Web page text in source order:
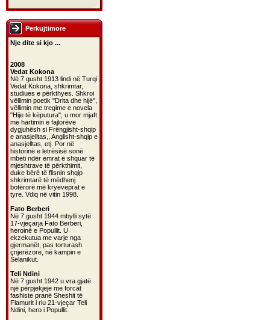
Perkujtimore
Nje dite si kjo ...
2008
Vedat Kokona
Në 7 gusht 1913 lindi në Turqi
Vedat Kokona, shkrimtar,
studiues e përkthyes. Shkroi
vëllimin poetik "Drita dhe hijë",
vëllimin me tregime e novela
"Hije të këputura"; u mor mjaft
me hartimin e fajlorëve
dygjuhësh si Frëngjisht-shqip
e anasjelltas,, Anglisht-shqip e
anasjelltas, etj. Por në
historinë e letrësisë sonë
mbeti ndër emrat e shquar të
mjeshtrave të përkthimit,
duke bërë të flisnin shqip
shkrimtarë të mëdhenj
botërorë më kryeveprat e
tyre. Vdiq në vitin 1998.
Fato Berberi
Në 7 gusht 1944 mbylli sytë
17-vjeçarja Fato Berberi,
heroinë e Popullit. U
ekzekutua me varje nga
gjermanët, pas torturash
çnjerëzore, në kampin e
Selanikut.
Teli Ndini
Në 7 gusht 1942 u vra gjatë
një përpjekjeje me forcat
fashiste pranë Sheshit të
Flamurit i riu 21-vjeçar Teli
Ndini, hero i Popullit.